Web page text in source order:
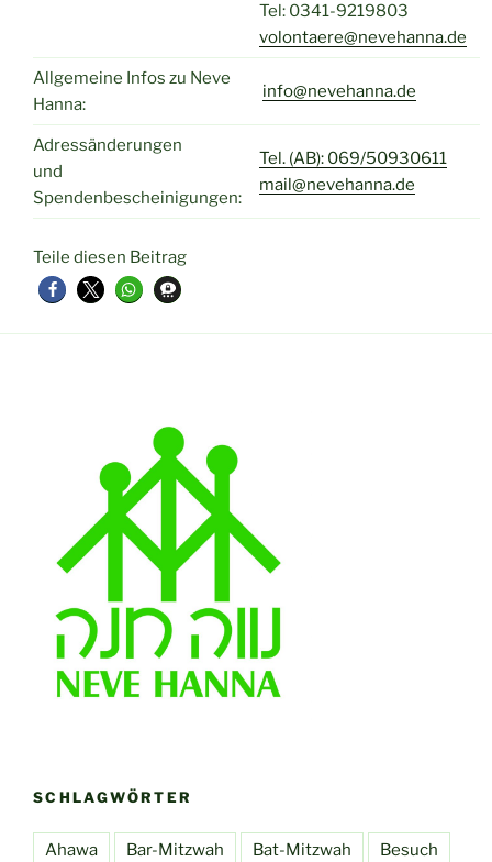
Tel: 0341-9219803
volontaere@nevehanna.de
Allgemeine Infos zu Neve
Hanna:
info@nevehanna.de
Adressänderungen
und
Spendenbescheinigungen:
Tel. (AB): 069/50930611
mail@nevehanna.de
Teile diesen Beitrag
SCHLAGWÖRTER
Ahawa Bar-Mitzwah Bat-Mitzwah Besuch